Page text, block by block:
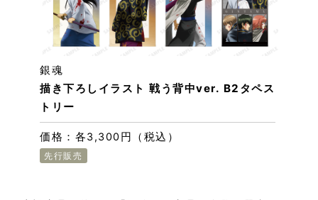
描き下ろしイラスト 戦う背中ver. B2タペス
トリー
銀魂
価格：各3,300円（税込）
先行販売